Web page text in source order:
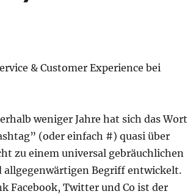
& Customer Experience bei
weniger Jahre hat sich das Wort
(oder einfach #) quasi über
zu einem universal gebräuchlichen
allgegenwärtigen Begriff entwickelt.
Facebook, Twitter und Co ist der